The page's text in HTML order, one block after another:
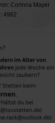
Corinna Mayer
4982